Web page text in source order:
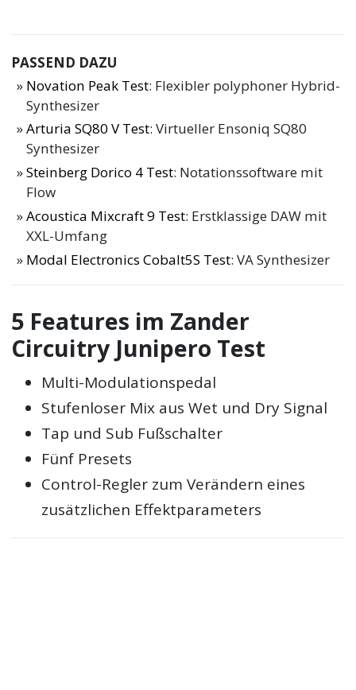
PASSEND DAZU
Novation Peak Test: Flexibler polyphoner Hybrid-
Synthesizer
Arturia SQ80 V Test: Virtueller Ensoniq SQ80
Synthesizer
Steinberg Dorico 4 Test: Notationssoftware mit
Flow
Acoustica Mixcraft 9 Test: Erstklassige DAW mit
XXL-Umfang
Modal Electronics Cobalt5S Test: VA Synthesizer
5 Features im Zander
Circuitry Junipero Test
Multi-Modulationspedal
Stufenloser Mix aus Wet und Dry Signal
Tap und Sub Fußschalter
Fünf Presets
Control-Regler zum Verändern eines
zusätzlichen Effektparameters